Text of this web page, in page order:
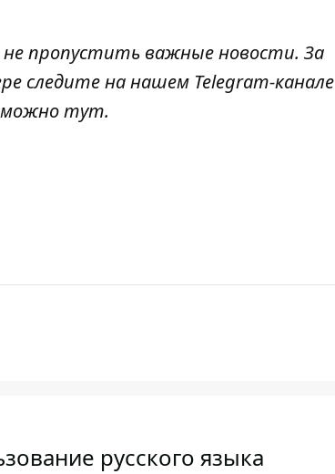
пропустить важные новости. За
следите на нашем Telegram-канале
можнотут.
русского языка